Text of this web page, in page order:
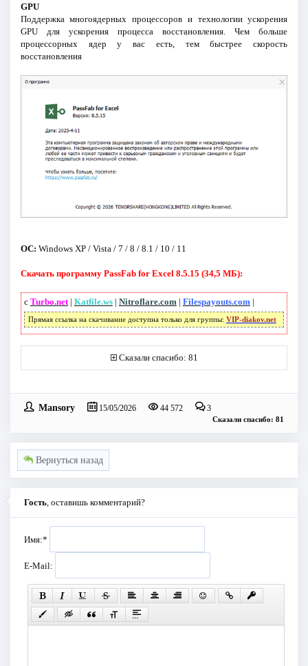
GPU
Поддержка многоядерных процессоров и технологии ускорения
GPU для ускорения процесса восстановления. Чем больше
процессорных ядер у вас есть, тем быстрее скорость
восстановления
ОС: Windows XP / Vista / 7 / 8 / 8.1 / 10 / 11
Скачать программу PassFab for Excel 8.5.15 (34,5 МБ):
с Turbo.net| Katfile.ws| Nitroflare.com | Filespayouts.com |
Прямая ссылка на скачивание доступна только для группы: VIP-diakov.net
Сказали спасибо: 81
Mansory 15/05/2026 44 572 3
Сказали спасибо: 81
Вернуться назад
Гость , оставишь комментарий?
Имя:*
E-Mail: